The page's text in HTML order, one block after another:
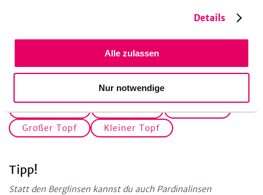
Details
Alle zulassen
Nur notwendige
Auflaufform Backblech
Backofen
Großer Topf
Kleiner Topf
Tipp!
Statt den Berglinsen kannst du auch Pardinalinsen